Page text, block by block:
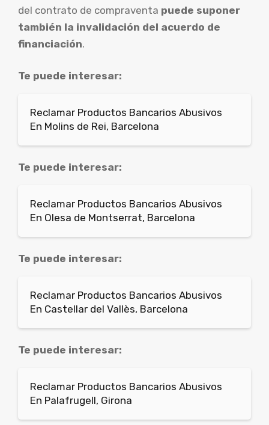
del contrato de compraventa puede suponer
también la invalidación del acuerdo de
financiación.
Te puede interesar:
Reclamar Productos Bancarios Abusivos
En Molins de Rei, Barcelona
Te puede interesar:
Reclamar Productos Bancarios Abusivos
En Olesa de Montserrat, Barcelona
Te puede interesar:
Reclamar Productos Bancarios Abusivos
En Castellar del Vallès, Barcelona
Te puede interesar:
Reclamar Productos Bancarios Abusivos
En Palafrugell, Girona